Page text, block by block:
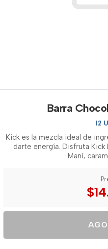
Barra
12
Kick es la mezcla ideal de
darte energía. Disfruta Kick
Maní,